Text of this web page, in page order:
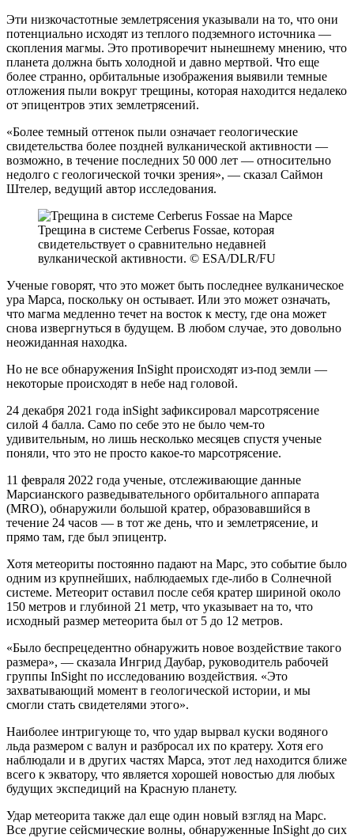
Эти низкочастотные землетрясения указывали на то, что они
потенциально исходят из теплого подземного источника —
скопления магмы. Это противоречит нынешнему мнению, что
планета должна быть холодной и давно мертвой. Что еще
более странно, орбитальные изображения выявили темные
отложения пыли вокруг трещины, которая находится недалеко
от эпицентров этих землетрясений.
«Более темный оттенок пыли означает геологические
свидетельства более поздней вулканической активности —
возможно, в течение последних 50 000 лет — относительно
недолго с геологической точки зрения», — сказал Саймон
Штелер, ведущий автор исследования.
Трещина в системе Cerberus Fossae, которая
свидетельствует о сравнительно недавней
вулканической активности. © ESA/DLR/FU
Ученые говорят, что это может быть последнее вулканическое
ура Марса, поскольку он остывает. Или это может означать,
что магма медленно течет на восток к месту, где она может
снова извергнуться в будущем. В любом случае, это довольно
неожиданная находка.
Но не все обнаружения InSight происходят из-под земли —
некоторые происходят в небе над головой.
24 декабря 2021 года inSight зафиксировал марсотрясение
силой 4 балла. Само по себе это не было чем-то
удивительным, но лишь несколько месяцев спустя ученые
поняли, что это не просто какое-то марсотрясение.
11 февраля 2022 года ученые, отслеживающие данные
Марсианского разведывательного орбитального аппарата
(MRO), обнаружили большой кратер, образовавшийся в
течение 24 часов — в тот же день, что и землетрясение, и
прямо там, где был эпицентр.
Хотя метеориты постоянно падают на Марс, это событие было
одним из крупнейших, наблюдаемых где-либо в Солнечной
системе. Метеорит оставил после себя кратер шириной около
150 метров и глубиной 21 метр, что указывает на то, что
исходный размер метеорита был от 5 до 12 метров.
«Было беспрецедентно обнаружить новое воздействие такого
размера», — сказала Ингрид Даубар, руководитель рабочей
группы InSight по исследованию воздействия. «Это
захватывающий момент в геологической истории, и мы
смогли стать свидетелями этого».
Наиболее интригующе то, что удар вырвал куски водяного
льда размером с валун и разбросал их по кратеру. Хотя его
наблюдали и в других частях Марса, этот лед находится ближе
всего к экватору, что является хорошей новостью для любых
будущих экспедиций на Красную планету.
Удар метеорита также дал еще один новый взгляд на Марс.
Все другие сейсмические волны, обнаруженные InSight до сих